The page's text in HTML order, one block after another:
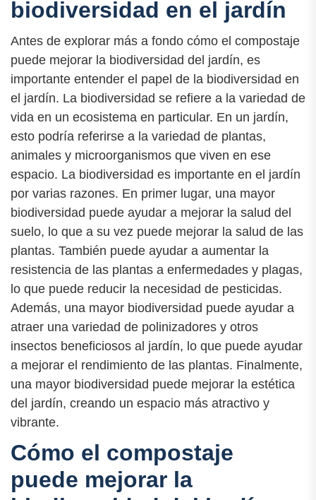
biodiversidad en el jardín
Antes de explorar más a fondo cómo el compostaje
puede mejorar la biodiversidad del jardín, es
importante entender el papel de la biodiversidad en
el jardín. La biodiversidad se refiere a la variedad de
vida en un ecosistema en particular. En un jardín,
esto podría referirse a la variedad de plantas,
animales y microorganismos que viven en ese
espacio. La biodiversidad es importante en el jardín
por varias razones. En primer lugar, una mayor
biodiversidad puede ayudar a mejorar la salud del
suelo, lo que a su vez puede mejorar la salud de las
plantas. También puede ayudar a aumentar la
resistencia de las plantas a enfermedades y plagas,
lo que puede reducir la necesidad de pesticidas.
Además, una mayor biodiversidad puede ayudar a
atraer una variedad de polinizadores y otros
insectos beneficiosos al jardín, lo que puede ayudar
a mejorar el rendimiento de las plantas. Finalmente,
una mayor biodiversidad puede mejorar la estética
del jardín, creando un espacio más atractivo y
vibrante.
Cómo el compostaje
puede mejorar la